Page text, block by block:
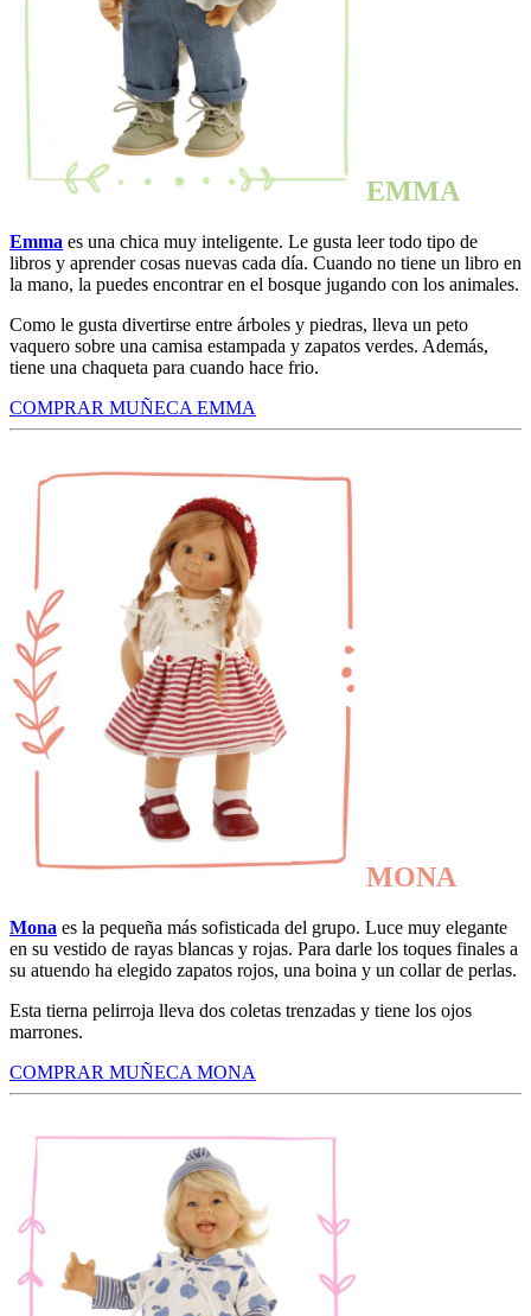
EMMA
Emma es una chica muy inteligente. Le gusta leer todo tipo de
libros y aprender cosas nuevas cada día. Cuando no tiene un libro en
la mano, la puedes encontrar en el bosque jugando con los animales.
Como le gusta divertirse entre árboles y piedras, lleva un peto
vaquero sobre una camisa estampada y zapatos verdes. Además,
tiene una chaqueta para cuando hace frio.
COMPRAR MUÑECA EMMA
MONA
Mona es la pequeña más sofisticada del grupo. Luce muy elegante
en su vestido de rayas blancas y rojas. Para darle los toques finales a
su atuendo ha elegido zapatos rojos, una boina y un collar de perlas.
Esta tierna pelirroja lleva dos coletas trenzadas y tiene los ojos
marrones.
COMPRAR MUÑECA MONA